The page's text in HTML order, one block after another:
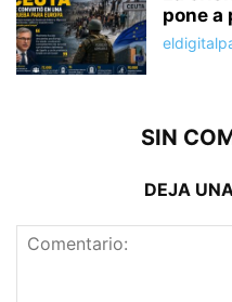
pone a
SIN
DEJA